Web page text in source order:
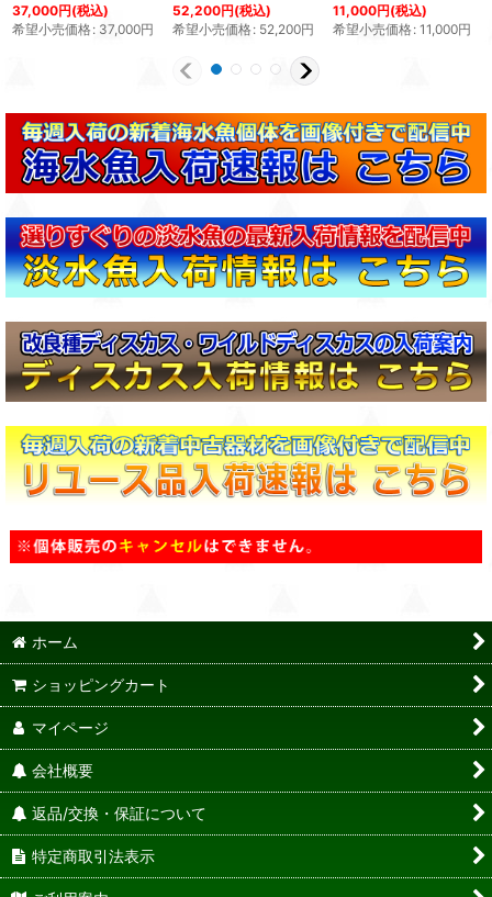
37,000円(税込)
希望小売価格: 37,000円
52,200円(税込)
希望小売価格 : 52,200円
11,000円(税込)
希望小売価格: 11,000円
ホーム
ショッピングカート
マイページ
会社概要
返品/交換・保証について
特定商取引法表示